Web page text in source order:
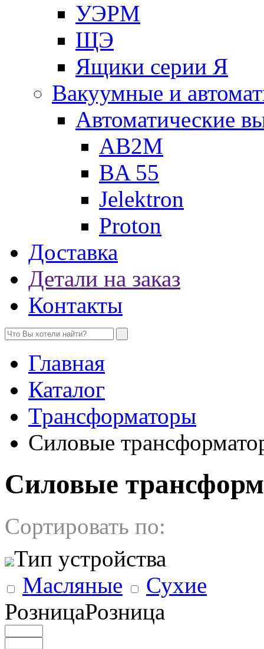
УЭРМ
ЩЭ
Ящики серии Я
Вакуумные и
Автоматические
AB2M
BA 55
Jelektron
Proton
Доставка
Детали на заказ
Контакты
Главная
Каталог
Трансформаторы
Cиловые
Cиловые
Сортировать по:
Тип устройства
Масляные
Сухие
РозницаРозница